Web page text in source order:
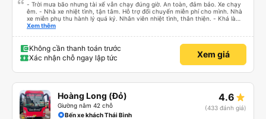
- Trời mưa bão nhưng tài xế vẫn chạy đúng giờ. An toàn, đảm bảo. Xe chạy
êm. - Nhà xe nhiệt tình, tận tâm. Hỗ trợ đổi chuyến miễn phí cho mình. Nhà
xe miễn phụ thu hành lý quá ký. Nhân viên nhiệt tình, thân thiện. - Khá là
thích tài xế. Lái xe an toàn. Chu đáo, thân thiện, nhiệt tình. - Xe ngồi thoải
Xem thêm
Không cần thanh toán trước
Xác nhận chỗ ngay lập tức
Xem giá
Hoàng Long (Đỏ)
Giường nằm 42 chỗ
4.6
(433 đánh giá)
Bến xe khách Thái Bình